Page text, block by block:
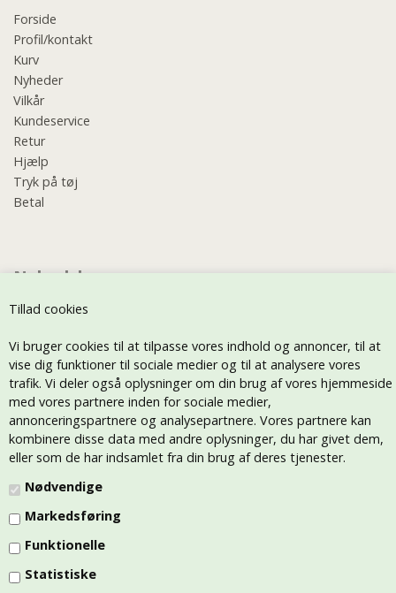
Tillad cookies
Vi bruger cookies til at tilpasse vores indhold og annoncer, til at
vise dig funktioner til sociale medier og til at analysere vores
trafik. Vi deler også oplysninger om din brug af vores hjemmeside
med vores partnere inden for sociale medier,
annonceringspartnere og analysepartnere. Vores partnere kan
kombinere disse data med andre oplysninger, du har givet dem,
eller som de har indsamlet fra din brug af deres tjenester.
Nødvendige
Markedsføring
Funktionelle
Statistiske
Forside
Profil/kontakt
Kurv
Nyheder
Vilkår
Kundeservice
Retur
Hjælp
Tryk på tøj
Betal
Nyhedsbrev